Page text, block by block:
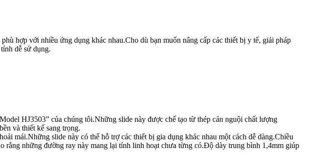
hợp với nhiều ứng dụng khác nhau.Cho dù bạn muốn nâng cấp các thiết bị y tế, giải pháp
dễ sử dụng.
HJ3503” của chúng tôi.Những slide này được chế tạo từ thép cán nguội chất lượng
và thiết kế sang trọng.
mái.Những slide này có thể hỗ trợ các thiết bị gia dụng khác nhau một cách dễ dàng.Chiều
rằng những đường ray này mang lại tính linh hoạt chưa từng có.Độ dày trung bình 1,4mm giúp